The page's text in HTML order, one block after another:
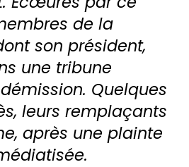
de la
son président,
une tribune
Quelques
leurs remplaçants
après une plainte